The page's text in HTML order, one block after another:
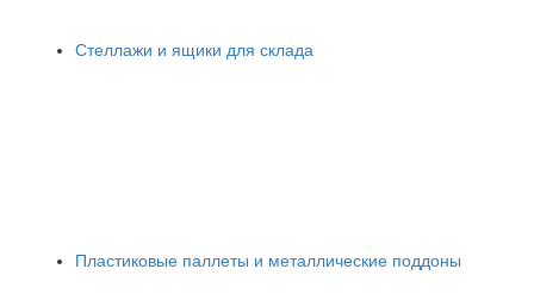
Стеллажи и ящики для склада
Пластиковые паллеты и металлические поддоны